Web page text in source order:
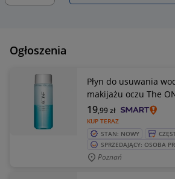
Ogłoszenia
Płyn do usuwania
makijażu oczu The
KUP TERAZ
19,99zł
STAN: NOWY
SPRZEDAJĄCY: OSOBA
Poznań